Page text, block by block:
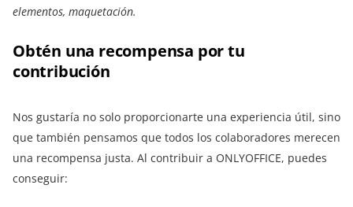
elementos, maquetación.
Obtén una recompensa por tu
contribución
Nos gustaría no solo proporcionarte una experiencia útil, sino
que también pensamos que todos los colaboradores merecen
una recompensa justa. Al contribuir a ONLYOFFICE, puedes
conseguir: